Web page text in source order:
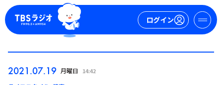
ログイン
2021.07.19 月曜日 14:42